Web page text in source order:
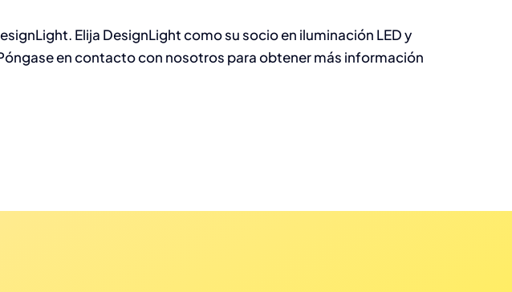
Elija DesignLight como su socio en iluminación LED y
en contacto con nosotros para obtener más información